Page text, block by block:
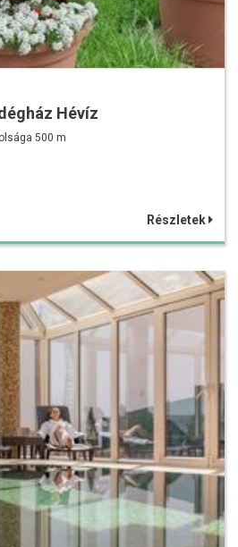
Hévíz
500 m
Részletek